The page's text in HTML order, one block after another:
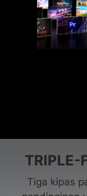
TRIPLE-
Tiga kipas